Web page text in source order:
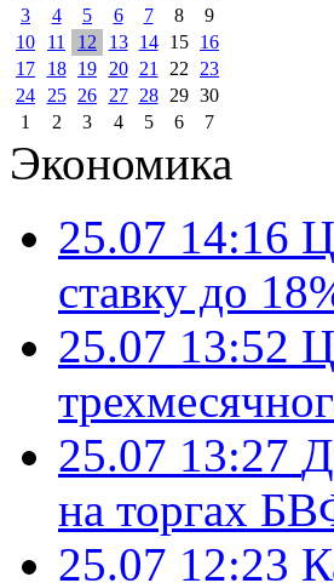
3
4 5 6 7 8
9
10
11 12 13 14 15
16
17
18 19 20 21 22
23
24
25 26 27 28 29 30
1
2 3 4 5 6 7
Экономика
25.07 14:16
ставку до
25.07 13:52
25.07 13:27
на торгах
25.07 12:23